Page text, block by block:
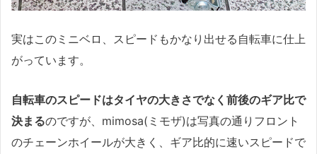
実はこのミニベロ、スピードもかなり出せる自転車に仕上
がっています。
自転車のスピードはタイヤの大きさでなく前後のギア比で
決まるのですが、mimosa(ミモザ)は写真の通りフロント
のチェーンホイールが大きく、ギア比的に速いスピードで